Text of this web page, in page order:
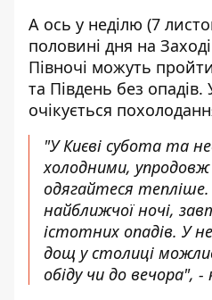
А ось у неділю (7
половині дня на
Півночі можуть
та Південь без опадів.
очікується
"У Києві субота та
холодними,
одягайтеся
найближчої ночі,
істотних опадів. У
дощ у столиці
обіду чи до вечора", -